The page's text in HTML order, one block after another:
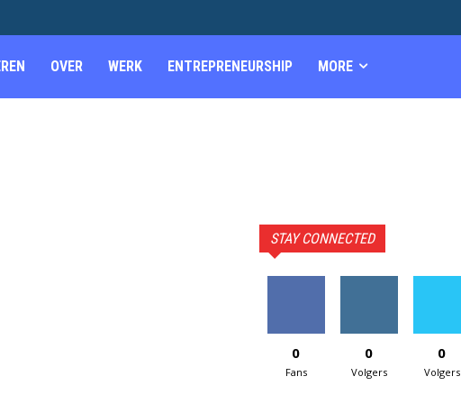
OVER WERK ENTREPRENEURSHIP MORE
STAY CONNECTED
0
Fans
0
Volgers
0
Volgers